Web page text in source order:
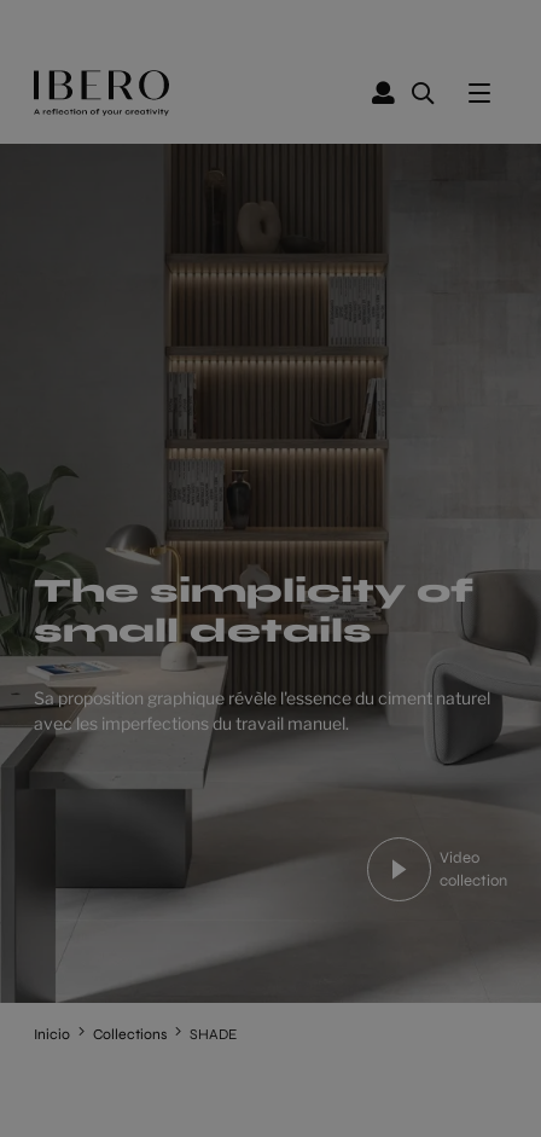
The simplicity of
small details
Sa proposition graphique révèle l'essence du ciment naturel
avec les imperfections du travail manuel.
Video
collection
Inicio Collections SHADE